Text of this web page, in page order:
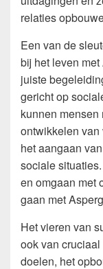
relaties
Een van de
bij het leven
juiste
gericht op
kunnen
ontwikkelen
het aangaan
sociale
en omgaan met
gaan met
Het vieren van
ook van
doelen, het